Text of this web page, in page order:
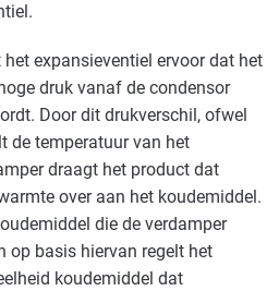
Basis
Basis
expansieventiel ervoor dat het
druk vanaf de condensor
Door dit drukverschil, ofwel
de temperatuur van het
draagt het product dat
over aan het koudemiddel.
die de verdamper
op basis hiervan regelt het
koudemiddel dat